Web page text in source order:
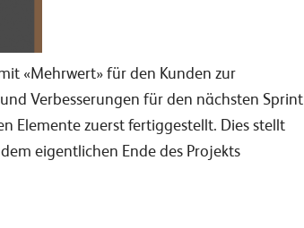
«Mehrwert» für den Kunden zur
Verbesserungen für den nächsten Sprint
Elemente zuerst fertiggestellt. Dies stellt
eigentlichen Ende des Projekts